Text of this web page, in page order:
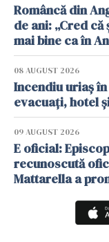
Româncă din
de ani: „Cred
mai bine ca în
08 AUGUST 2026
Incendiu uriaș
evacuați, hotel
09 AUGUST 2026
E oficial:
recunoscută
Mattarella a